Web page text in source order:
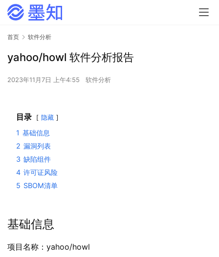
首页 软件分析
yahoo/howl 软件分析报告
2023年11月7日 上午4:55 软件分析
目录 隐藏
1 基础信息
2 漏洞列表
3 缺陷组件
4 许可证风险
5 SBOM清单
基础信息
项目名称：yahoo/howl